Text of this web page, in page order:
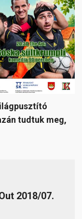
tudtuk meg,
2018/07.